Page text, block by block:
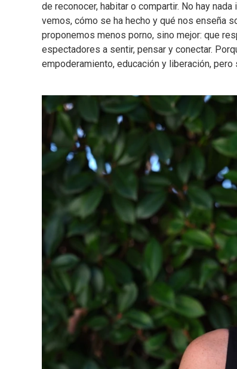
de reconocer, habitar o compartir. No hay
vemos, cómo se ha hecho y qué nos enseña
proponemos menos porno, sino mejor: que
espectadores a sentir, pensar y conectar.
empoderamiento, educación y liberación,